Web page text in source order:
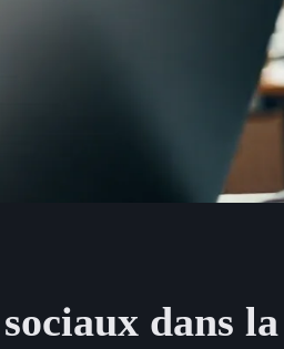
dans la